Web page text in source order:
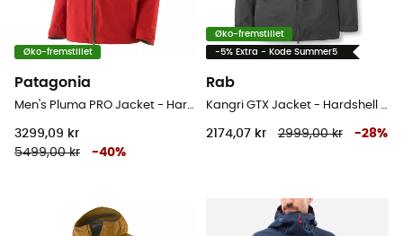
Øko-fremstillet
Patagonia
Men's Pluma PRO Jacket - Hardshell jakke - Herrer
3299,09 kr
5499,00 kr
-40%
Øko-fremstillet
-5% Extra - Kode Summer5
Rab
Kangri GTX Jacket - Hardshell jakke - Herrer
2174,07 kr 2999,00 kr -28%